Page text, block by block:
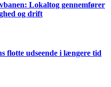
Lokaltog gennemfører
og drift
flotte udseende i længere tid